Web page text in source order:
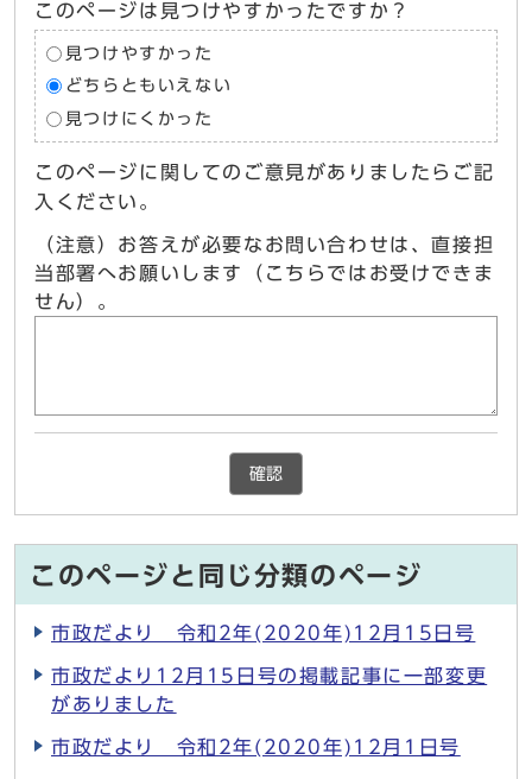
このページは見つけやすかったですか？
見つけやすかった
どちらともいえない
見つけにくかった
このページに関してのご意見がありましたらご記
入ください。
（注意）お答えが必要なお問い合わせは、直接担
当部署へお願いします（こちらではお受けできま
せん）。
確認
このページと同じ分類のページ
市政だより 令和2年(2020年)12月15日号
市政だより12月15日号の掲載記事に一部変更
がありました
市政だより 令和2年(2020年)12月1日号